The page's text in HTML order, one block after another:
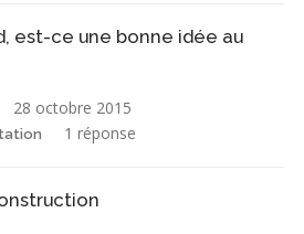
est-ce une bonne idée au
28 octobre 2015
1 réponse